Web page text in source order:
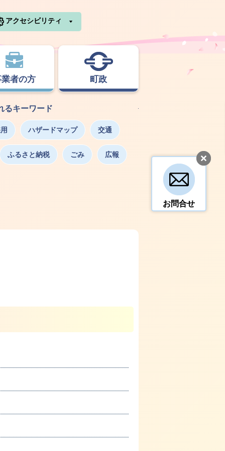
アクセシビリティ
者の方 町政
るキーワード
ハザードマップ 交通
ふるさと納税 ごみ 広報
お問合せ